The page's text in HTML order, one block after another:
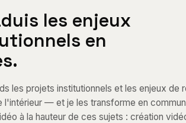
les enjeux
en
les projets institutionnels et les enjeux de
l'intérieur — et je les transforme en
à la hauteur de ces sujets : création